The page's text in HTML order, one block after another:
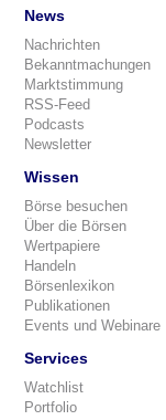
News
Nachrichten
Bekanntmachungen
Marktstimmung
RSS-Feed
Podcasts
Newsletter
Wissen
Börse besuchen
Über die Börsen
Wertpapiere
Handeln
Börsenlexikon
Publikationen
Events und Webinare
Services
Watchlist
Portfolio